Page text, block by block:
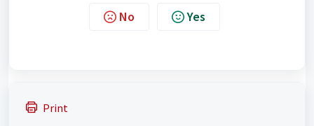
No Yes
Print